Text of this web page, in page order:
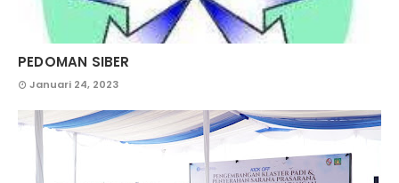
PEDOMAN SIBER
Januari 24, 2023